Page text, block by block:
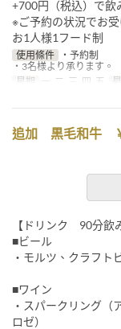
+700円（税込）で飲
※ご予約の状況でお
お1人様1フード制
使用條件
・予約制
・3名様より承ります。
星期
一, 二, 三, 四, 五
追加 黒毛和牛
【ドリンク 90分飲
■ビール
・モルツ、クラフト
■ワイン
・スパークリング（
ロゼ）